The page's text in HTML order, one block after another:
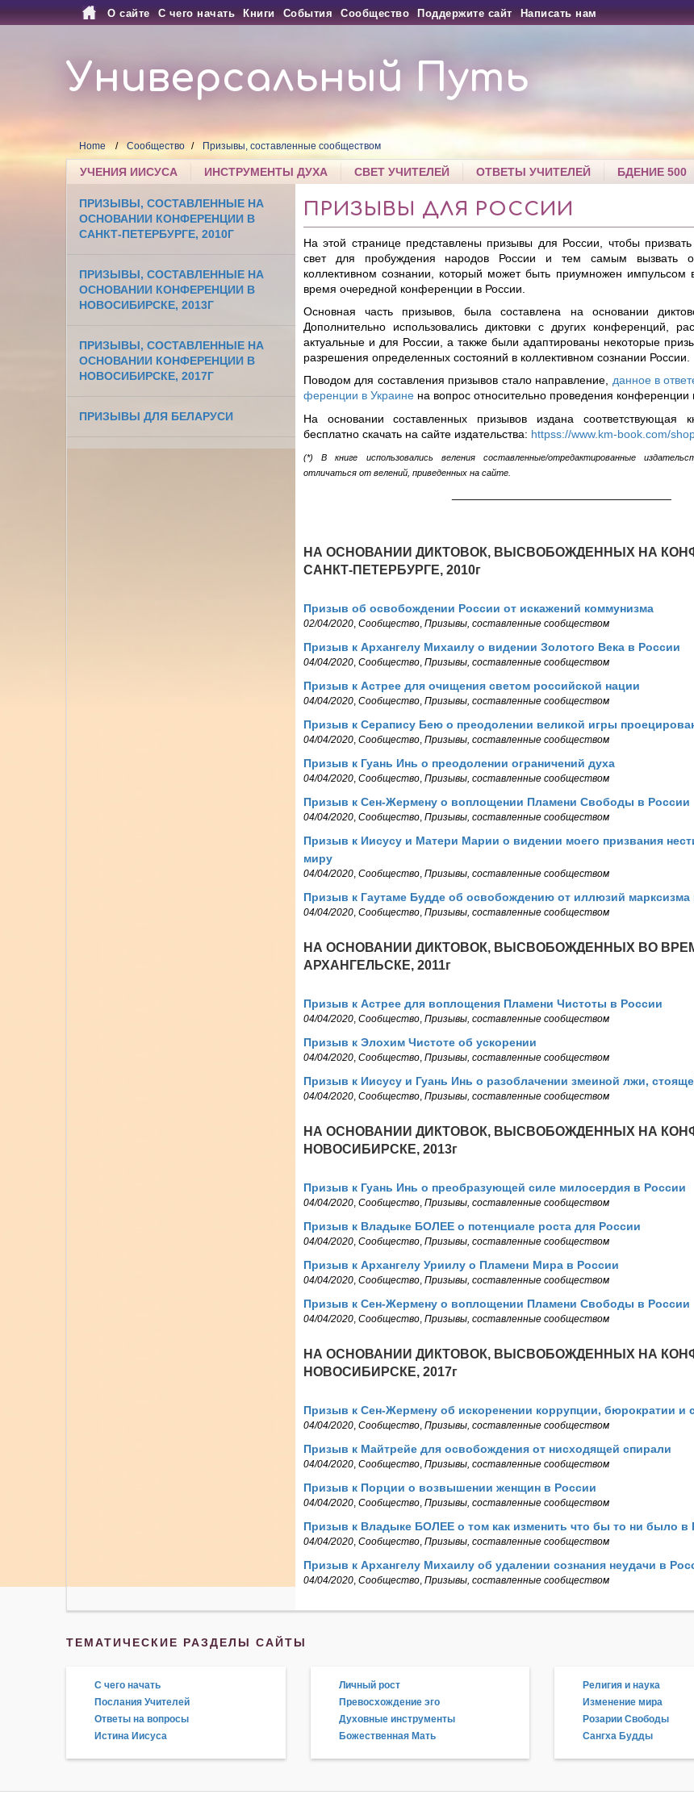
О сайте С чего начать Книги События Сообщество Поддержите сайт Написать нам
Универсальный Путь
Home Сообщество Призывы, составленные сообществом
УЧЕНИЯ ИИСУСА ИНСТРУМЕНТЫ ДУХА СВЕТ УЧИТЕЛЕЙ ОТВЕТЫ УЧИТЕЛЕЙ БДЕНИЕ 500
ПРИЗЫВЫ, СОСТАВЛЕННЫЕ НА
ОСНОВАНИИ КОНФЕРЕНЦИИ В
САНКТ-ПЕТЕРБУРГЕ, 2010Г
ПРИЗЫВЫ, СОСТАВЛЕННЫЕ НА
ОСНОВАНИИ КОНФЕРЕНЦИИ В
НОВОСИБИРСКЕ, 2013Г
ПРИЗЫВЫ, СОСТАВЛЕННЫЕ НА
ОСНОВАНИИ КОНФЕРЕНЦИИ В
НОВОСИБИРСКЕ, 2017Г
ПРИЗЫВЫ ДЛЯ БЕЛАРУСИ
ПРИЗЫВЫ ДЛЯ РОССИИ
На этой странице представлены призывы для России, чтобы
свет для пробуждения народов России и тем самым вызвать
коллективном сознании, который может быть приумножен импульсом
время очередной конференции в России.
Основная часть призывов, была составлена на основании
Дополнительно использовались диктовки с других конференций,
актуальные и для России, а также были адаптированы некоторые
разрешения определенных состояний в коллективном сознании России.
Поводом для составления призывов стало направление, данное в
ференции в Украине на вопрос относительно проведения конференции
На основании составленных призывов издана соответствующая
бесплатно скачать на сайте издательства: httpss://www.km-book.com/
(*) В книге использовались веления составленные/отредактированные
отличаться от велений, приведенных на сайте.
НА ОСНОВАНИИ ДИКТОВОК, ВЫСВОБОЖДЕННЫХ НА
САНКТ-ПЕТЕРБУРГЕ, 2010г
Призыв об освобождении России от искажений коммунизма
02/04/2020, Сообщество, Призывы, составленные сообществом
Призыв к Архангелу Михаилу о видении Золотого Века в России
04/04/2020, Сообщество, Призывы, составленные сообществом
Призыв к Астрее для очищения светом российской нации
04/04/2020, Сообщество, Призывы, составленные сообществом
Призыв к Серапису Бею о преодолении великой игры
04/04/2020, Сообщество, Призывы, составленные сообществом
Призыв к Гуань Инь о преодолении ограничений духа
04/04/2020, Сообщество, Призывы, составленные сообществом
Призыв к Сен-Жермену о воплощении Пламени Свободы в России
04/04/2020, Сообщество, Призывы, составленные сообществом
Призыв к Иисусу и Матери Марии о видении моего призвания
миру
04/04/2020, Сообщество, Призывы, составленные сообществом
Призыв к Гаутаме Будде об освобождению от иллюзий марксизма
04/04/2020, Сообщество, Призывы, составленные сообществом
НА ОСНОВАНИИ ДИКТОВОК, ВЫСВОБОЖДЕННЫХ ВО
АРХАНГЕЛЬСКЕ, 2011г
Призыв к Астрее для воплощения Пламени Чистоты в России
04/04/2020, Сообщество, Призывы, составленные сообществом
Призыв к Элохим Чистоте об ускорении
04/04/2020, Сообщество, Призывы, составленные сообществом
Призыв к Иисусу и Гуань Инь о разоблачении змеиной лжи,
04/04/2020, Сообщество, Призывы, составленные сообществом
НА ОСНОВАНИИ ДИКТОВОК, ВЫСВОБОЖДЕННЫХ НА
НОВОСИБИРСКЕ, 2013г
Призыв к Гуань Инь о преобразующей силе милосердия в России
04/04/2020, Сообщество, Призывы, составленные сообществом
Призыв к Владыке БОЛЕЕ о потенциале роста для России
04/04/2020, Сообщество, Призывы, составленные сообществом
Призыв к Архангелу Уриилу о Пламени Мира в России
04/04/2020, Сообщество, Призывы, составленные сообществом
Призыв к Сен-Жермену о воплощении Пламени Свободы в России
04/04/2020, Сообщество, Призывы, составленные сообществом
НА ОСНОВАНИИ ДИКТОВОК, ВЫСВОБОЖДЕННЫХ НА
НОВОСИБИРСКЕ, 2017г
Призыв к Сен-Жермену об искоренении коррупции, бюрократии и
04/04/2020, Сообщество, Призывы, составленные сообществом
Призыв к Майтрейе для освобождения от нисходящей спирали
04/04/2020, Сообщество, Призывы, составленные сообществом
Призыв к Порции о возвышении женщин в России
04/04/2020, Сообщество, Призывы, составленные сообществом
Призыв к Владыке БОЛЕЕ о том как изменить что бы то ни было в
04/04/2020, Сообщество, Призывы, составленные сообществом
Призыв к Архангелу Михаилу об удалении сознания неудачи в
04/04/2020, Сообщество, Призывы, составленные сообществом
ТЕМАТИЧЕСКИЕ РАЗДЕЛЫ САЙТЫ
С чего начать
Послания Учителей
Ответы на вопросы
Истина Иисуса
Личный рост
Превосхождение эго
Духовные инструменты
Божественная Мать
Религия и наука
Изменение мира
Розарии Свободы
Сангха Будды